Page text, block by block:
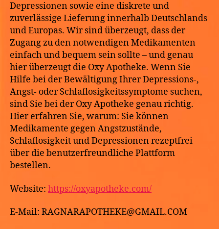
Depressionen sowie eine diskrete und
zuverlässige Lieferung innerhalb Deutschlands
und Europas. Wir sind überzeugt, dass der
Zugang zu den notwendigen Medikamenten
einfach und bequem sein sollte – und genau
hier überzeugt die Oxy Apotheke. Wenn Sie
Hilfe bei der Bewältigung Ihrer Depressions-,
Angst- oder Schlaflosigkeitssymptome suchen,
sind Sie bei der Oxy Apotheke genau richtig.
Hier erfahren Sie, warum: Sie können
Medikamente gegen Angstzustände,
Schlaflosigkeit und Depressionen rezeptfrei
über die benutzerfreundliche Plattform
bestellen.
Website: https://oxyapotheke.com/
E-Mail: RAGNARAPOTHEKE@GMAIL.COM